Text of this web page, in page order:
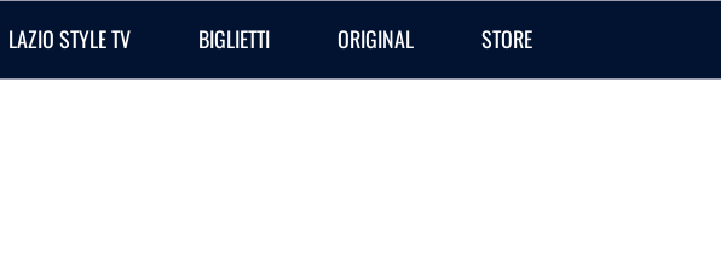
LAZIO STYLE TV BIGLIETTI ORIGINAL STORE